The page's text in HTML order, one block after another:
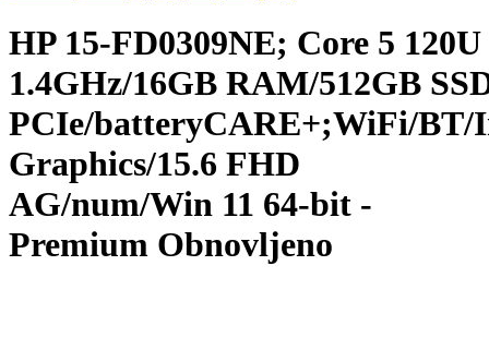
HP 15-FD0309NE; Core 5 120U
1.4GHz/16GB RAM/512GB
PCIe/batteryCARE+;WiFi/BT/
Graphics/15.6 FHD
AG/num/Win 11 64-bit -
Premium Obnovljeno